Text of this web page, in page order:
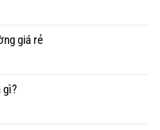
giá rẻ
gì?